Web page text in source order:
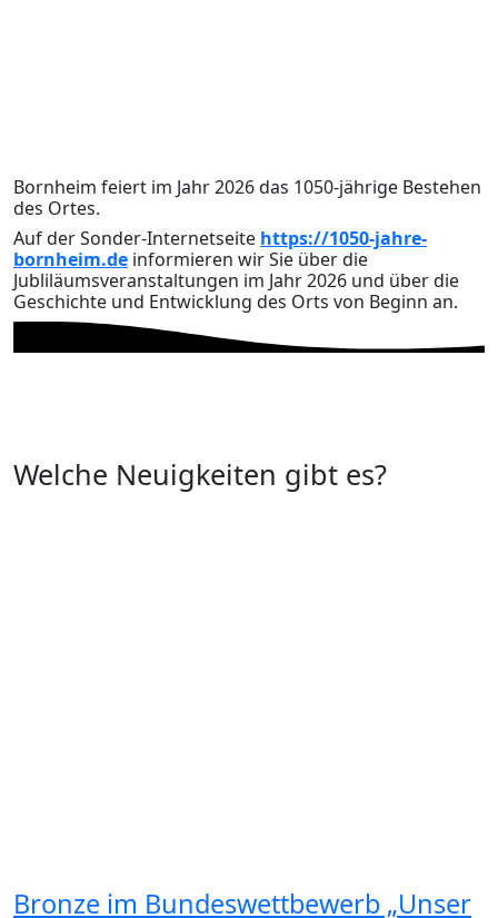
Bornheim feiert im Jahr 2026 das 1050-jährige Bestehen
des Ortes.
Auf der Sonder-Internetseite https://1050-jahre-
bornheim.de informieren wir Sie über die
Jubliläumsveranstaltungen im Jahr 2026 und über die
Geschichte und Entwicklung des Orts von Beginn an.
Welche Neuigkeiten gibt es?
Bronze im Bundeswettbewerb „Unser